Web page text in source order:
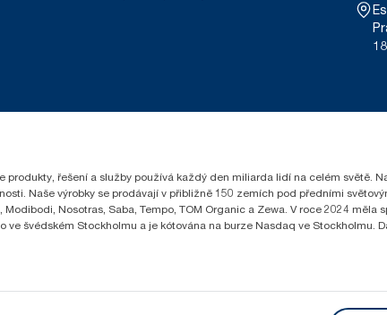
řešení a služby používá každý den miliarda lidí na celém světě.
Naše výrobky se prodávají v přibližně 150 zemích pod předními
Nosotras, Saba, Tempo, TOM Organic a Zewa. V roce 2024 měla
švédském Stockholmu a je kótována na burze Nasdaq ve Stockholmu.